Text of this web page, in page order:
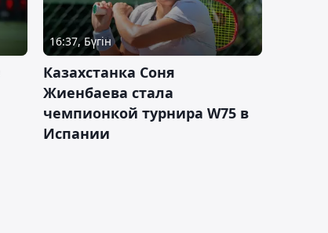
16:37, Бүгін
Казахстанка Соня
Жиенбаева стала
чемпионкой турнира W75 в
Испании